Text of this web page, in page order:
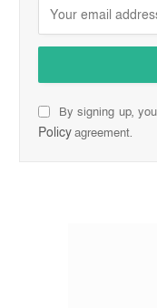
By signing up,
Policyagreement.